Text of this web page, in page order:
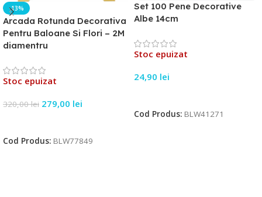
-13%
Arcada Rotunda Decorativa
Pentru Baloane Si Flori – 2M
diamentru
Stoc epuizat
320,00lei 279,00 lei
Cod Produs: BLW77849
Set 100 Pene Decorative
Albe 14cm
Stoc epuizat
24,90 lei
Cod Produs: BLW41271